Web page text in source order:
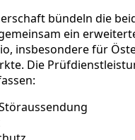
bündeln die
ein
insbesondere für
Die